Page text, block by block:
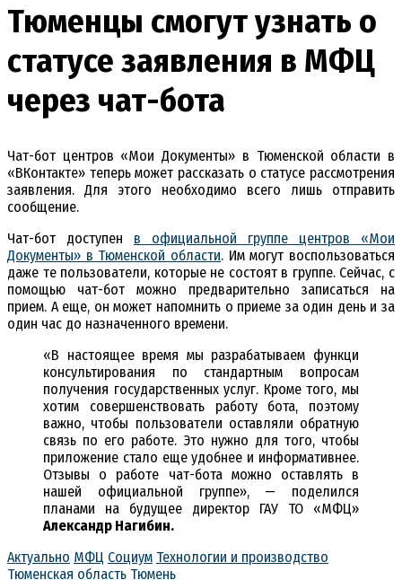
Тюменцы смогут узнать о
статусе заявления в МФЦ
через чат-бота
Чат-бот центров «Мои Документы» в Тюменской области в
«ВКонтакте» теперь может рассказать о статусе рассмотрения
заявления. Для этого необходимо всего лишь отправить
сообщение.
Чат-бот доступен в официальной группе центров «Мои
Документы» в Тюменской области. Им могут воспользоваться
даже те пользователи, которые не состоят в группе. Сейчас, с
помощью чат-бот можно предварительно записаться на
прием. А еще, он может напомнить о приеме за один день и за
один час до назначенного времени.
«В настоящее время мы разрабатываем функци
консультирования по стандартным вопросам
получения государственных услуг. Кроме того, мы
хотим совершенствовать работу бота, поэтому
важно, чтобы пользователи оставляли обратную
связь по его работе. Это нужно для того, чтобы
приложение стало еще удобнее и информативнее.
Отзывы о работе чат-бота можно оставлять в
нашей официальной группе», — поделился
планами на будущее директор ГАУ ТО «МФЦ»
Александр Нагибин.
Актуально МФЦ Социум Технологии и производство
Тюменская область Тюмень